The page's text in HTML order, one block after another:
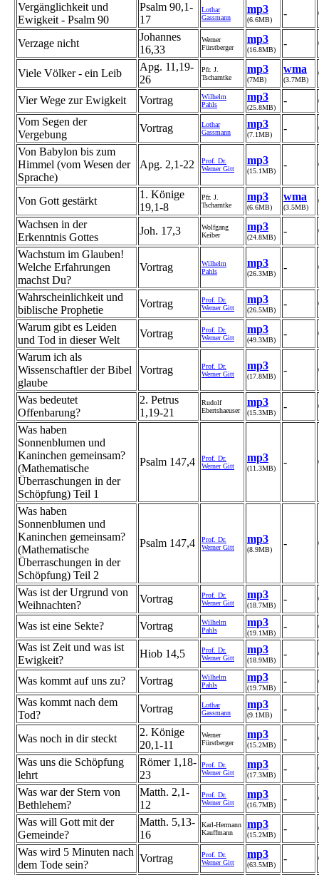
Vergänglichkeit und
Ewigkeit - Psalm 90
Psalm 90,1-
17
Lothar
Gassmann
mp3
(6.6MB)
-
Verzage nicht
Johannes
16,33
Werner
Fürstberger
mp3
(16.8MB)
-
Viele Völker - ein Leib
Apg. 11,19-
26
Pfr. J.
Tscharntke
mp3
(7MB)
wma
(3.7MB)
Vier Wege zur Ewigkeit Vortrag
Wilhelm
Pahls
mp3
(25.8MB)
-
Vom Segen der
Vergebung
Vortrag
Lothar
Gassmann
mp3
(7.1MB)
-
Von Babylon bis zum
Himmel (vom Wesen der
Sprache)
Apg. 2,1-22
Prof. Dr.
Werner Gitt
mp3
(15.1MB)
-
Von Gott gestärkt
1. Könige
19,1-8
Pfr. J.
Tscharntke
mp3
(6.6MB)
wma
(3.5MB)
Wachsen in der
Erkenntnis Gottes
Joh. 17,3
Wolfgang
Keiber
mp3
(24.8MB)
-
Wachstum im Glauben!
Welche Erfahrungen
machst Du?
Vortrag
Wilhelm
Pahls
mp3
(26.3MB)
-
Wahrscheinlichkeit und
biblische Prophetie
Vortrag
Prof. Dr.
Werner Gitt
mp3
(26.5MB)
-
Warum gibt es Leiden
und Tod in dieser Welt
Vortrag
Prof. Dr.
Werner Gitt
mp3
(49.3MB)
-
Warum ich als
Wissenschaftler der Bibel
glaube
Vortrag
Prof. Dr.
Werner Gitt
mp3
(17.8MB)
-
Was bedeutet
Offenbarung?
2. Petrus
1,19-21
Rudolf
Ebertshaeuser
mp3
(15.3MB)
-
Was haben
Sonnenblumen und
Kaninchen gemeinsam?
(Mathematische
Überraschungen in der
Schöpfung) Teil 1
Psalm 147,4
Prof. Dr.
Werner Gitt
mp3
(11.3MB)
-
Was haben
Sonnenblumen und
Kaninchen gemeinsam?
(Mathematische
Überraschungen in der
Schöpfung) Teil 2
Psalm 147,4
Prof. Dr.
Werner Gitt
mp3
(8.9MB)
-
Was ist der Urgrund von
Weihnachten?
Vortrag
Prof. Dr.
Werner Gitt
mp3
(18.7MB)
-
Was ist eine Sekte? Vortrag
Wilhelm
Pahls
mp3
(19.1MB)
-
Was ist Zeit und was ist
Ewigkeit?
Hiob 14,5
Prof. Dr.
Werner Gitt
mp3
(18.9MB)
-
Was kommt auf uns zu? Vortrag
Wilhelm
Pahls
mp3
(19.7MB)
-
Was kommt nach dem
Tod?
Vortrag
Lothar
Gassmann
mp3
(9.1MB)
-
Was noch in dir steckt
2. Könige
20,1-11
Werner
Fürstberger
mp3
(15.2MB)
-
Was uns die Schöpfung
lehrt
Römer 1,18-
23
Prof. Dr.
Werner Gitt
mp3
(17.3MB)
-
Was war der Stern von
Bethlehem?
Matth. 2,1-
12
Prof. Dr.
Werner Gitt
mp3
(16.7MB)
-
Was will Gott mit der
Gemeinde?
Matth. 5,13-
16
Karl-Hermann
Kauffmann
mp3
(15.2MB)
-
Was wird 5 Minuten nach
dem Tode sein?
Vortrag
Prof. Dr.
Werner Gitt
mp3
(63.5MB)
-